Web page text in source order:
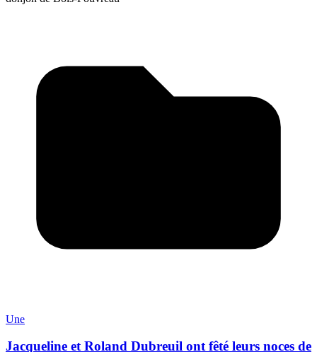
Une
Jacqueline et Roland Dubreuil ont fêté leurs noces de